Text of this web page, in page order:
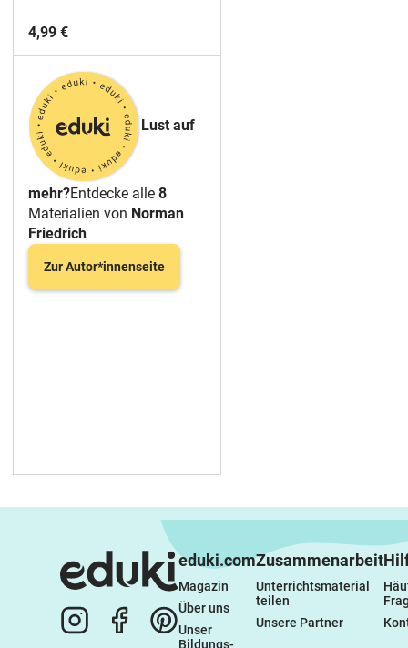
4,99 €
Lust auf
mehr?Entdecke alle 8
Materialien von Norman
Friedrich
Zur Autor*innenseite
eduki.com
Magazin
Über uns
Unser
Bildungs-
Zusammenarbeit
Unterrichtsmaterial
teilen
Unsere Partner